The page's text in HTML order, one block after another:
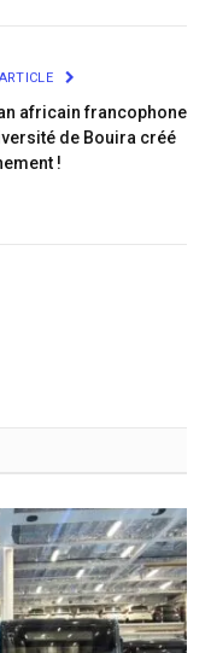
africain francophone
de Bouira créé
!